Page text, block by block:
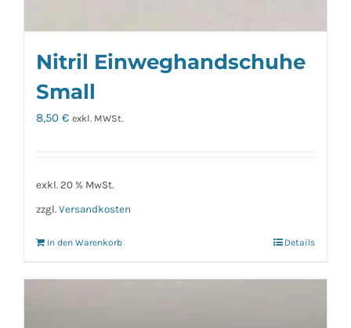
Nitril Einweghandschuhe
Small
8,50 € exkl. MWSt.
exkl. 20 % MwSt.
zzgl. Versandkosten
In den Warenkorb Details